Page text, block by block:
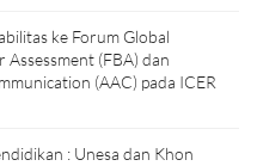
ke Forum Global
(FBA) dan
(AAC) pada ICER
: Unesa dan Khon